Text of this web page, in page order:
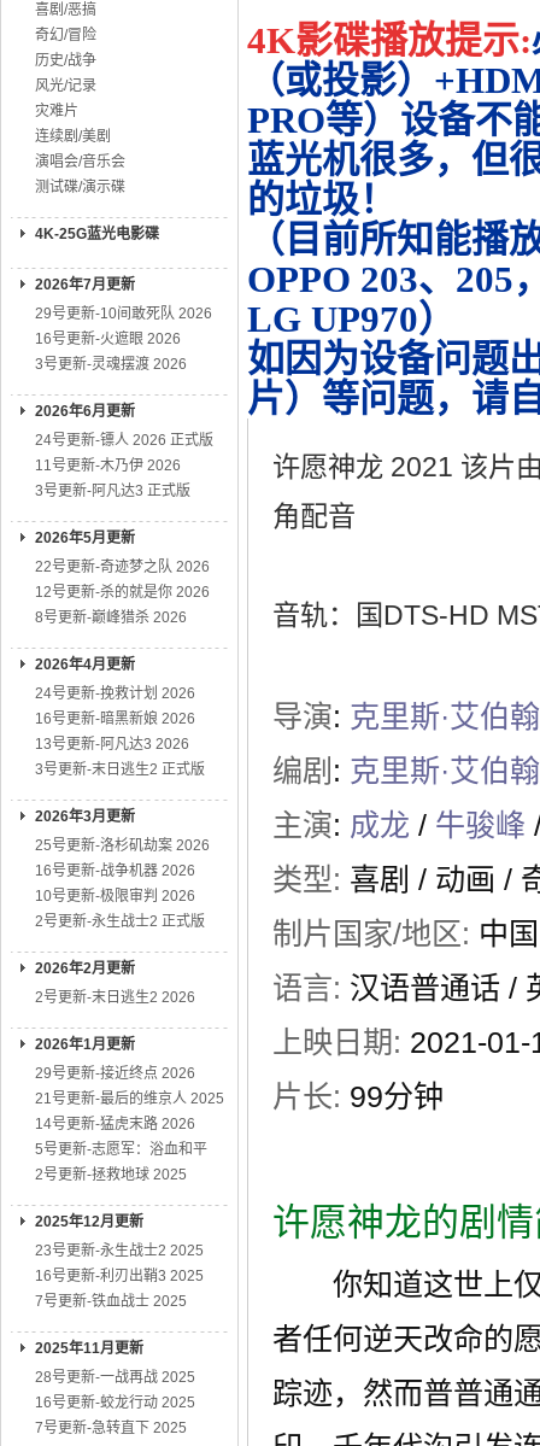
喜剧/恶搞
奇幻/冒险
历史/战争
风光/记录
灾难片
连续剧/美剧
演唱会/音乐会
测试碟/演示碟
4K-25G蓝光电影碟
2026年7月更新
29号更新-10间敢死队 2026
16号更新-火遮眼 2026
3号更新-灵魂摆渡 2026
2026年6月更新
24号更新-镖人 2026 正式版
11号更新-木乃伊 2026
3号更新-阿凡达3 正式版
2026年5月更新
22号更新-奇迹梦之队 2026
12号更新-杀的就是你 2026
8号更新-巅峰猎杀 2026
2026年4月更新
24号更新-挽救计划 2026
16号更新-暗黑新娘 2026
13号更新-阿凡达3 2026
3号更新-末日逃生2 正式版
2026年3月更新
25号更新-洛杉矶劫案 2026
16号更新-战争机器 2026
10号更新-极限审判 2026
2号更新-永生战士2 正式版
2026年2月更新
2号更新-末日逃生2 2026
2026年1月更新
29号更新-接近终点 2026
21号更新-最后的维京人 2025
14号更新-猛虎末路 2026
5号更新-志愿军：浴血和平
2号更新-拯救地球 2025
2025年12月更新
23号更新-永生战士2 2025
16号更新-利刃出鞘3 2025
7号更新-铁血战士 2025
2025年11月更新
28号更新-一战再战 2025
16号更新-蛟龙行动 2025
7号更新-急转直下 2025
4K影碟播放提示:
（或投影）
PRO等）设备不
蓝光机很多，但
的垃圾！
（目前所知能播
OPPO 203、205
LG UP970）
如因为设备问题
片）等问题，请
许愿神龙 2021 该片
角配音
音轨：国DTS-HD
导演: 克里斯·艾伯
编剧 : 克里斯·艾伯
主演: 成龙 / 牛骏峰
类型: 喜剧 / 动画 /
制片国家/地区: 中
语言: 汉语普通话 /
上映日期: 2021-01-
片长: 99分钟
许愿神龙的剧
你知道这世上仅
者任何逆天改命的
踪迹，然而普普通